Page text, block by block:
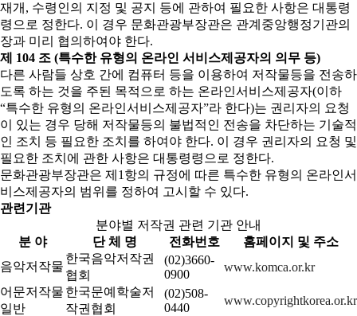
재개, 수령인의 지정 및 공지 등에 관하여 필요한 사항은 대통령
령으로 정한다. 이 경우 문화관광부장관은 관계중앙행정기관의
장과 미리 협의하여야 한다.
제 104 조 (특수한 유형의 온라인 서비스제공자의 의무 등)
다른 사람들 상호 간에 컴퓨터 등을 이용하여 저작물등을 전송하
도록 하는 것을 주된 목적으로 하는 온라인서비스제공자(이하
“특수한 유형의 온라인서비스제공자”라 한다)는 권리자의 요청
이 있는 경우 당해 저작물등의 불법적인 전송을 차단하는 기술적
인 조치 등 필요한 조치를 하여야 한다. 이 경우 권리자의 요청 및
필요한 조치에 관한 사항은 대통령령으로 정한다.
문화관광부장관은 제1항의 규정에 따른 특수한 유형의 온라인서
비스제공자의 범위를 정하여 고시할 수 있다.
관련기관
분야별 저작권 관련 기관 안내
분 야
단 체 명 전화번호
홈페이지 및 주소
음악저작물
한국음악저작권
협회
(02)3660-
0900
www.komca.or.kr
어문저작물
일반
한국문예학술저
작권협회
(02)508-
0440
www.copyrightkorea.or.kr